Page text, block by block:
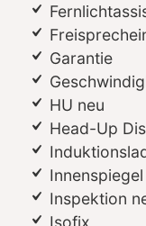
Garantie
HU neu
Head-Up
Inspektion
Isofix